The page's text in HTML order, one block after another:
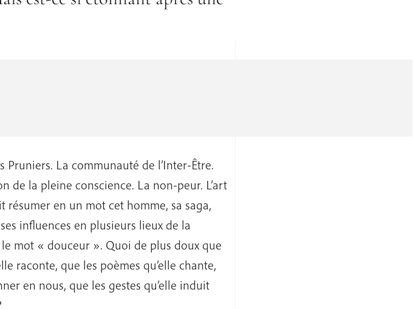
La communauté de l’Inter-Être.
de la pleine conscience. La non-peur. L’art
résumer en un mot cet homme, sa saga,
influences en plusieurs lieux de la
mot « douceur ». Quoi de plus doux que
raconte, que les poèmes qu’elle chante,
en nous, que les gestes qu’elle induit